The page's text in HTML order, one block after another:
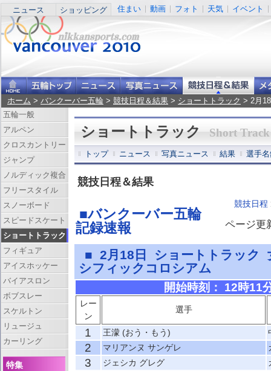
ニュース ショッピング 住まい 動画 フォト 天気 イベント
ホーム > バンクーバー五輪 > 競技日程＆結果 > ショートトラック > 2月
ショートトラック Short
トップ ニュース 写真ニュース 結果 選手
競技日程＆結果
■バンクーバー五輪
記録速報
競技日程
ページ更
■ 2月18日 ショートトラック
シフィックコロシアム
開始時刻： 12時11
レー
ン
選手
1 王濛 (おう・もう)
2 マリアンヌ サンゲレ
3 ジェシカ グレグ
五輪一般
アルペン
クロスカントリー
ジャンプ
ノルディック複合
フリースタイル
スノーボード
スピードスケート
ショートトラック
フィギュア
アイスホッケー
バイアスロン
ボブスレー
スケルトン
リュージュ
カーリング
特集